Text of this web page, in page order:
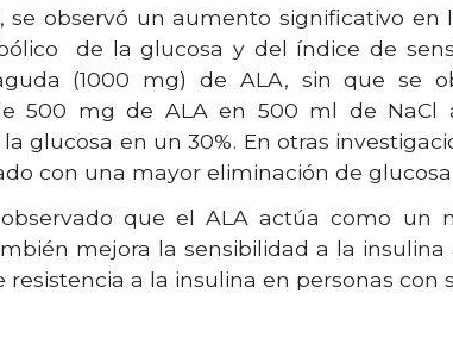
observó un aumento significativo
de la glucosa y del índice de
(1000 mg) de ALA, sin que se
500 mg de ALA en 500 ml de
glucosa en un 30%. En otras
con una mayor eliminación de
que el ALA actúa como
mejora la sensibilidad a la
a la insulina en personas con